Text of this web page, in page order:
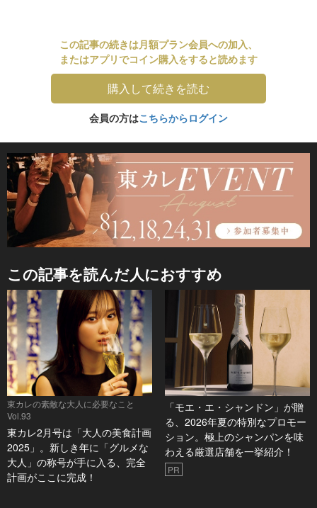
この記事の続きは月額プラン会員への加入、
またはアプリでコイン購入をすると読めます
購入して続きを読む
会員の方はこちらからログイン
この記事を読んだ人におすすめ
東カレの素敵な大人に必要なこと
Vol.93
東カレ2月号は「大人の美食計画
2025」。新しき年に「グルメな
大人」の称号が手に入る、完全
計画がここに完成！
「モエ・エ・シャンドン」が贈
る、2026年夏の特別なプロモー
ション。極上のシャンパンを味
わえる厳選店舗を一挙紹介！
PR